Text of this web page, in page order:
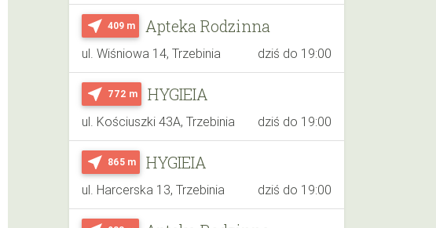
near_me 409 m Apteka Rodzinna
ul. Wiśniowa 14, Trzebinia dziś do 19:00
near_me 772 m HYGIEIA
ul. Kościuszki 43A, Trzebinia dziś do 19:00
near_me 865 m HYGIEIA
ul. Harcerska 13, Trzebinia dziś do 19:00